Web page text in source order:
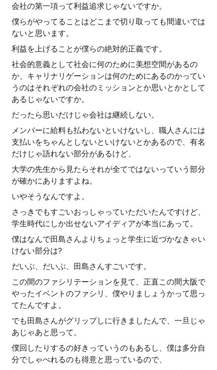
会社の第一項って利益追求じゃないですか。
僕らがやってることはどこまで切り取っても間違いでは
ないと思います。
利益を上げることが僕らの絶対的正義です。
社会的意義として社会に何のために美想空間があるの
か、キャリナリゲーションは何のためにあるのかってい
うのはそれぞれの会社のミッションとか思いとかとして
あるじゃないですか。
だったら思いだけじゃ会社は継続しない。
メンバーに給料も払わないといけないし、職人さんには
支払いをちゃんとしないといけないとかあるので、有名
だけじゃ語れない部分があるけど、
大学の先生から見たらそれが全てではないっていう部分
が確かにありますよね。
いやそうなんですよ。
さっきでもすごいおっしゃっていただいたんですけど、
学生時代にしか出せないアイディアが本当にあって。
僕はなんで田島さんよりちょっと学生に近づかなきゃい
けない部分は?
だいぶ、だいぶ、田島さんすごいです。
この間のファシリテーションを見て、正直この間大阪で
やったイベントのファシリ、僕やりましょうかって思っ
てたんですよ。
でも田島さんがグリップしに行きましたんで、一旦じゃ
あじゃあと思って。
僕回したりするの好きっていうのもあるし、僕は多分自
分でしゃべれるのも得意と思っているので、